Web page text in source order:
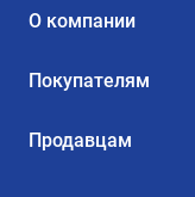
О компании
Покупателям
Продавцам